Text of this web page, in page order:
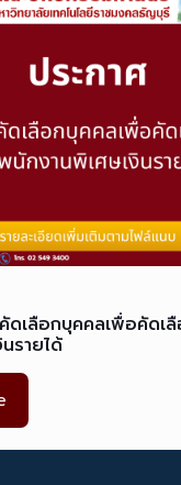
ดเลือกบุคคลเพื่อคัดเลื
รายได้